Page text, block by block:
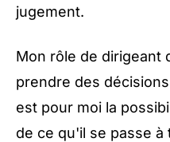
jugement.
Mon rôle de dirigeant
prendre des
est pour moi la
de ce qu'il se passe à